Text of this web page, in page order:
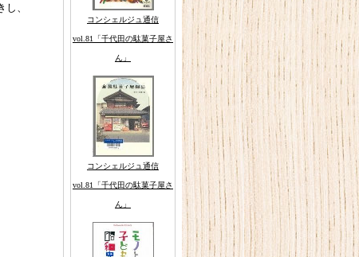
、
コンシェルジュ通信
vol.81「千代田の駄菓子屋さ
ん」
コンシェルジュ通信
vol.81「千代田の駄菓子屋さ
ん」